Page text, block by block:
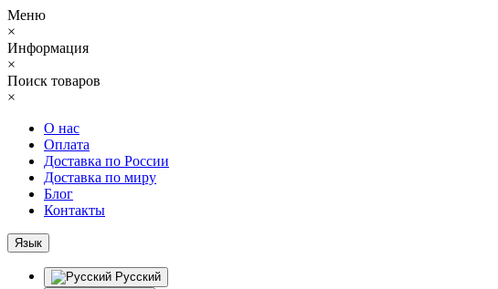
Меню
×
Информация
×
Поиск товаров
×
О нас
Оплата
Доставка по России
Доставка по миру
Блог
Контакты
Язык
Русский